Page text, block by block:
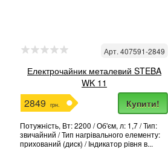
Арт. 407591-2849
Електрочайник металевий STEBA
WK 11
2849 грн. Купити!
Потужність, Вт: 2200 / Об'єм, л: 1,7 / Тип:
звичайний / Тип нагрівального елементу:
прихований (диск) / Індикатор рівня в...